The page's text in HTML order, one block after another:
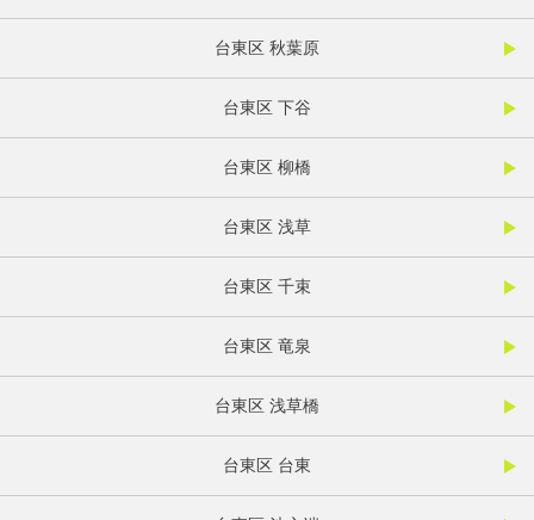
台東区 秋葉原
台東区 下谷
台東区 柳橋
台東区 浅草
台東区 千束
台東区 竜泉
台東区 浅草橋
台東区 台東